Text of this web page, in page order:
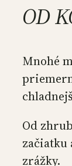
OD
Mnohé
Od
začiatku
zrážky.